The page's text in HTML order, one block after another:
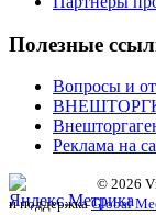
Полезные
Вопросы и
Реклама на
© 2026
и поддержкаGlobal